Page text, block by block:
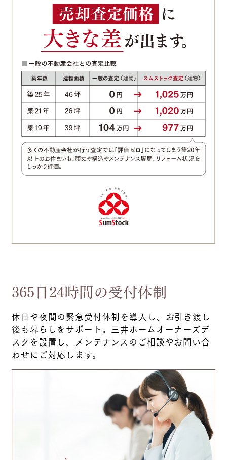
365日24時間の受付体制
休日や夜間の緊急受付体制を導入し、お引き渡し
後も暮らしをサポート。三井ホームオーナーズデ
スクを設置し、メンテナンスのご相談やお問い合
わせにご対応します。